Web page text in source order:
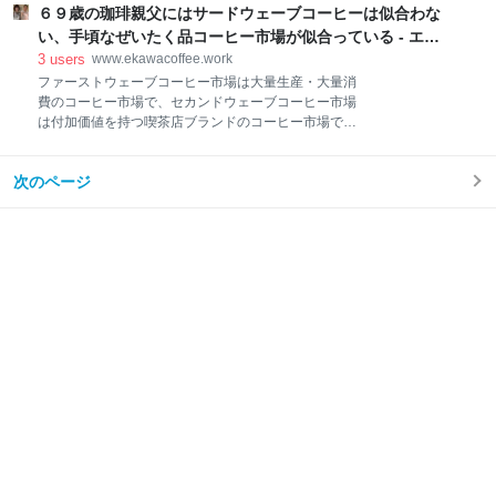
合は エカワ珈琲店がコーヒー豆自家焙煎を開始したの
は、１９８９年(平成元年)の夏のことです。それ以来
３０年以上の間、自家焙煎コーヒー豆の試飲では、和
で保存する場合、ジプロックを使うのは世界の常識に
なっているようです。 【大容量】ジップロック フリー
ザーバッグ M 90枚入 出版社/メーカー: 旭化成ホームプ
ロダクツ 発売日: 2015/08/06 メディア: ヘルスケア&ケ
ア用品 この商品を含むブログを見る 焙煎コーヒー豆の
冷蔵庫・冷凍庫保存にジップロックが必需品と知らな
する ジップロックを使った焙煎コーヒー豆の保存方法
６９歳の珈琲親父にはサードウェーブコーヒーは似合わな
い、手頃なぜいたく品コーヒー市場が似合っている - エカ
ワ珈琲店のブログ
3 users www.ekawacoffee.work
ファーストウェーブコーヒー市場は大量生産・大量消
費のコーヒー市場で、セカンドウェーブコーヒー市場
は付加価値を持つ喫茶店ブランドのコーヒー市場で、
ます。 昔ながらの零細小規模な珈琲屋 昔ながらの珈琲
次のページ